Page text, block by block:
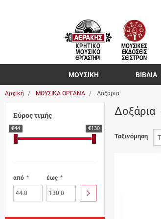
ΜΟΥΣΙΚΗ ΒΙΒΛΙΑ
Αρχική ΜΟΥΣΙΚΑ ΟΡΓΑΝΑ Δοξάρια
Εύρος τιμής
€44 €130
από έως
ΥΠΟΒΟΛΗ
Δοξάρια
Ταξινόμηση